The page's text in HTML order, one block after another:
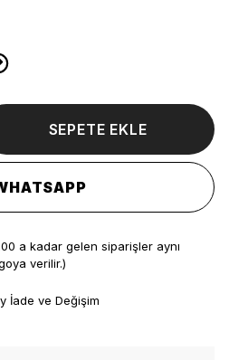
SEPETE EKLE
a kadar gelen siparişler aynı
verilir.)
İade ve Değişim